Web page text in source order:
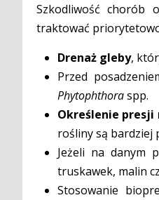
Szkodliwość chorób
traktować
Drenaż gleby,
Przed
Phytophthoraspp.
Określenie presji
rośliny są bardziej
Jeżeli na danym
truskawek, malin
Stosowanie